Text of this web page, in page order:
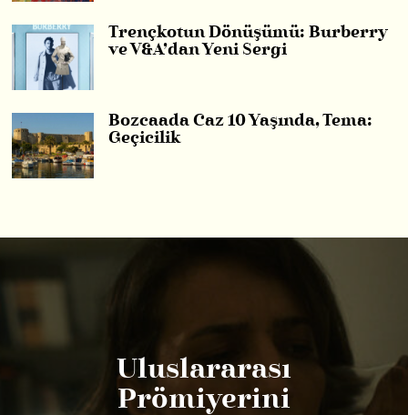
Trençkotun Dönüşümü: Burberry
ve V&A’dan Yeni Sergi
Bozcaada Caz 10 Yaşında, Tema:
Geçicilik
Uluslararası
Prömiyerini